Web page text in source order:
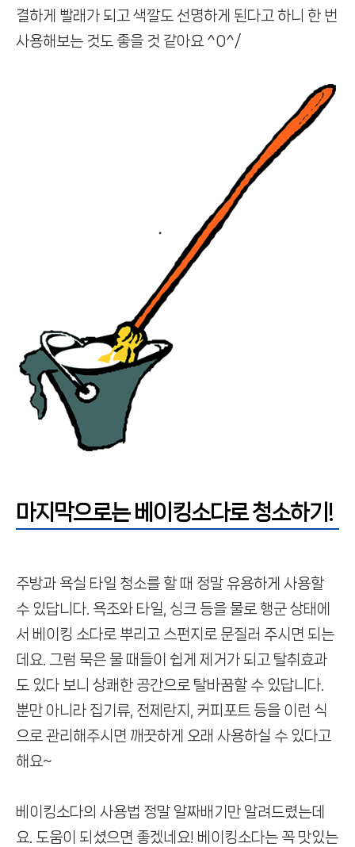
결하게 빨래가 되고 색깔도 선명하게 된다고 하니 한 번
사용해보는 것도 좋을 것 같아요 ^0^/
마지막으로는 베이킹소다로 청소하기!
주방과 욕실 타일 청소를 할 때 정말 유용하게 사용할
수 있답니다. 욕조와 타일, 싱크 등을 물로 행군 상태에
서 베이킹 소다로 뿌리고 스펀지로 문질러 주시면 되는
데요. 그럼 묵은 물 때들이 쉽게 제거가 되고 탈취효과
도 있다 보니 상쾌한 공간으로 탈바꿈할 수 있답니다.
뿐만 아니라 집기류, 전제란지, 커피포트 등을 이런 식
으로관리해주시면 깨끗하게 오래 사용하실 수 있다고
해요~
베이킹소다의 사용법 정말 알짜배기만 알려드렸는데
요. 도움이 되셨으면 좋겠네요! 베이킹소다는 꼭 맛있는